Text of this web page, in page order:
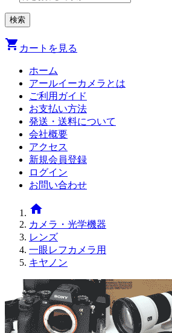
shopping_cart カートを見る
ホーム
アールイーカメラとは
ご利用ガイド
お支払い方法
発送・送料について
会社概要
アクセス
新規会員登録
ログイン
お問い合わせ
home
カメラ・光学機器
レンズ
一眼レフカメラ用
キヤノン